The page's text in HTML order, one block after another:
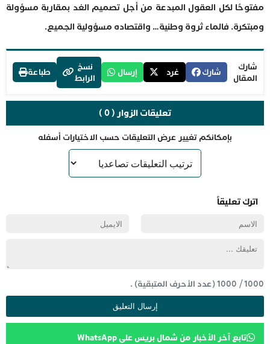
مفتوحًا لكل العقول المبدعة من أجل تصميم الغد بمقاربة مسؤولة
ومبتكرة. فالماء ثروة وطنية… واقتصاده مسؤولية الجميع.
شارك
المقال
شارك غرد إرسال
نسخ
الرابط
طباعة
تعليقات الزوار ( 0 )
بإمكانكم تغيير عرض التعليقات حسب الاختيارات أسفله
اترك تعليقاً
1000
/
1000(عدد الأحرف المتبقية) .
تابع آخر الأخبار من شمال بريس على WhatsApp